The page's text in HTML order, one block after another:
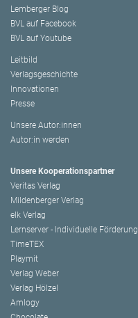
Lemberger Blog
BVL auf Facebook
BVL auf Youtube
Leitbild
Verlagsgeschichte
Innovationen
Presse
Unsere Autor:innen
Autor:in werden
Unsere Kooperationspartner
Veritas Verlag
Mildenberger Verlag
elk Verlag
Lernserver - Individuelle Förderung
TimeTEX
Playmit
Verlag Weber
Verlag Hölzel
Amlogy